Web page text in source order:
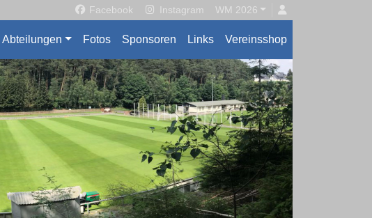
Facebook Instagram WM 2026
Abteilungen Fotos Sponsoren Links Vereinsshop